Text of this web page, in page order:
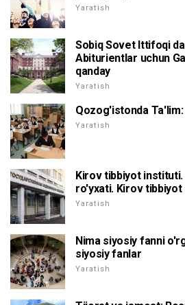
Yaratish
Sobiq Sovet Ittifoqi
Abiturientlar uchun
qanday
Yaratish
Qozog'istonda
Yaratish
Kirov tibbiyot
ro'yxati. Kirov tibbiyot
Yaratish
Nima siyosiy fanni
siyosiy fanlar
Yaratish